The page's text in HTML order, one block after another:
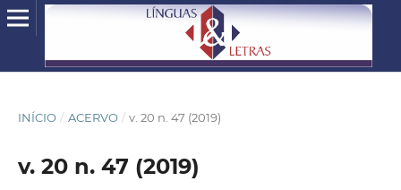
INÍCIO / ACERVO / v. 20 n. 47 (2019)
v. 20 n. 47 (2019)